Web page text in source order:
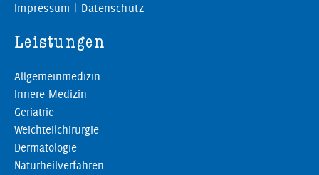
Impressum | Datenschutz
Leistungen
Allgemeinmedizin
Innere Medizin
Geriatrie
Weichteilchirurgie
Dermatologie
Naturheilverfahren